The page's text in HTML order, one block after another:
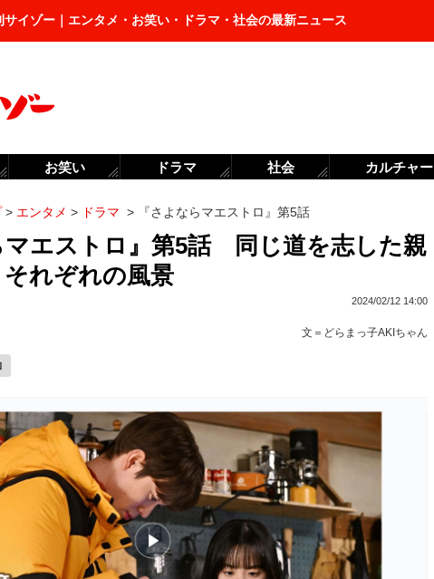
サイゾー｜エンタメ・お笑い・ドラマ・社会の最新ニュース
> エンタメ > ドラマ > 『さよならマエストロ』第5話
マエストロ』第5話 同じ道を志した親
れぞれの風景
2024/02/12 14:00
文＝ どらまっ子AKIちゃん
お笑い ドラマ 社会 カルチャー